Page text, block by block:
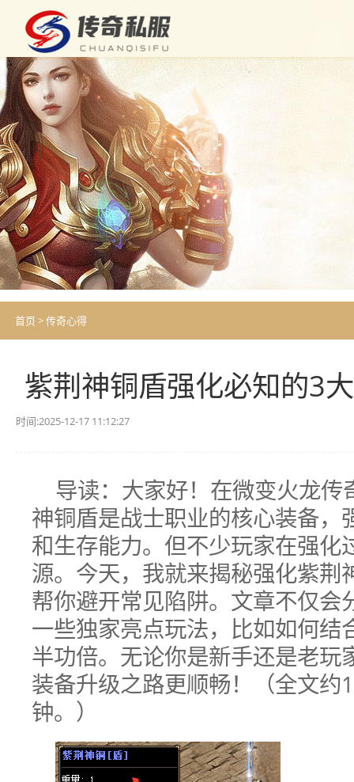
首页 >传奇心得
紫荆神铜盾强化必知的3
时间:2025-12-17 11:12:27
导读：大家好！在微变火龙
神铜盾是战士职业的核心装备，
和生存能力。但不少玩家在强化
源。今天，我就来揭秘强化紫荆
帮你避开常见陷阱。文章不仅会
一些独家亮点玩法，比如如何结
半功倍。无论你是新手还是老玩
装备升级之路更顺畅！（全文约
钟。）